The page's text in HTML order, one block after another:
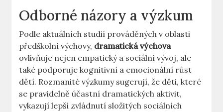
Odborné názory a výzkum
Podle aktuálních studií prováděných v oblasti
předškolní výchovy, dramatická výchova
ovlivňuje nejen empatický a sociální vývoj, ale
také podporuje kognitivní a emocionální růst
dětí. Rozmanité výzkumy sugerují, že děti, které
se pravidelně účastní dramatických aktivit,
vykazují lepší zvládnutí složitých sociálních